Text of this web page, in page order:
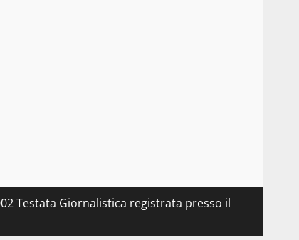
Testata Giornalistica registrata presso il